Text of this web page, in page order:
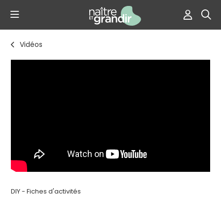
Vidéos
DIY - Fiches d'activités